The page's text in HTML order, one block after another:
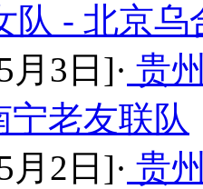
队 - 北京
月3日]· 贵
宁老友联队
月2日]· 贵